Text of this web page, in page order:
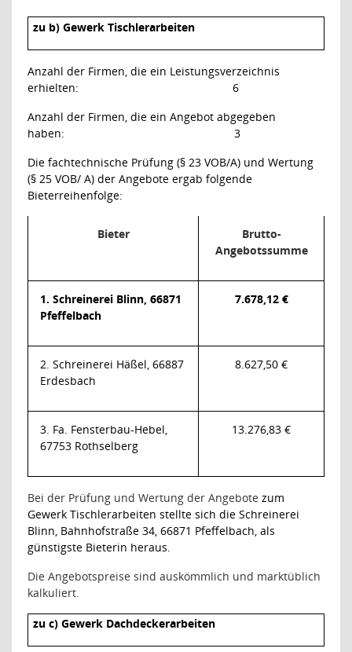
zu b) Gewerk Tischlerarbeiten
Anzahl der Firmen, die ein Leistungsverzeichnis
erhielten:
6
Anzahl der Firmen, die ein Angebot abgegeben
haben:
3
Die fachtechnische Prüfung (§ 23 VOB/A) und Wertung
(§ 25 VOB/ A) der Angebote ergab folgende
Bieterreihenfolge:
Bieter
Brutto-
Angebotssumme
1. Schreinerei Blinn, 66871
Pfeffelbach
7.678,12 €
2. Schreinerei Häßel, 66887
Erdesbach
8.627,50 €
3. Fa. Fensterbau-Hebel,
67753 Rothselberg
13.276,83 €
Bei der Prüfung und Wertung der Angebote zum
Gewerk Tischlerarbeiten stellte sich die Schreinerei
Blinn, Bahnhofstraße 34, 66871 Pfeffelbach, als
günstigste Bieterin heraus.
Die Angebotspreise sind auskömmlich und marktüblich
kalkuliert.
zu c) Gewerk Dachdeckerarbeiten